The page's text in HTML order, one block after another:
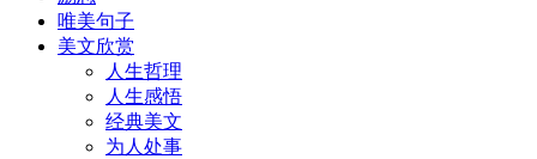
唯美句子
美文欣赏
人生哲理
人生感悟
经典美文
为人处事